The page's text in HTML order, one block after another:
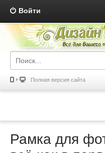
Войти
Полная версия сайта
Рамка для